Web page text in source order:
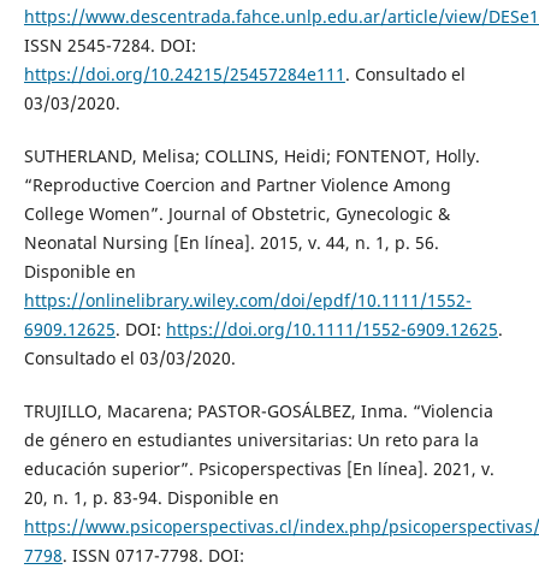
https://www.descentrada.fahce.unlp.edu.ar/article/view/
ISSN 2545-7284. DOI:
https://doi.org/10.24215/25457284e111 . Consultado el
03/03/2020.
SUTHERLAND, Melisa; COLLINS, Heidi; FONTENOT, Holly.
“Reproductive Coercion and Partner Violence Among
College Women”. Journal of Obstetric, Gynecologic &
Neonatal Nursing [En línea]. 2015, v. 44, n. 1, p. 56.
Disponible en
https://onlinelibrary.wiley.com/doi/epdf/10.1111/1552-
6909.12625. DOI: https://doi.org/10.1111/1552-6909.12625.
Consultado el 03/03/2020.
TRUJILLO, Macarena; PASTOR-GOSÁLBEZ, Inma. “Violencia
de género en estudiantes universitarias: Un reto para la
educación superior”. Psicoperspectivas [En línea]. 2021, v.
20, n. 1, p. 83-94. Disponible en
https://www.psicoperspectivas.cl/index.php/
7798. ISSN 0717-7798. DOI: